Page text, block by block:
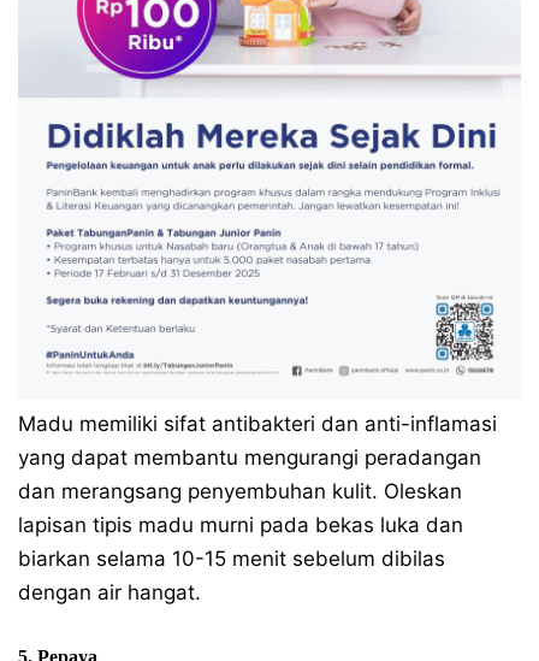
Madu memiliki sifat antibakteri dan anti-inflamasi
yang dapat membantu mengurangi peradangan
dan merangsang penyembuhan kulit. Oleskan
lapisan tipis madu murni pada bekas luka dan
biarkan selama 10-15 menit sebelum dibilas
dengan air hangat.
5. Pepaya